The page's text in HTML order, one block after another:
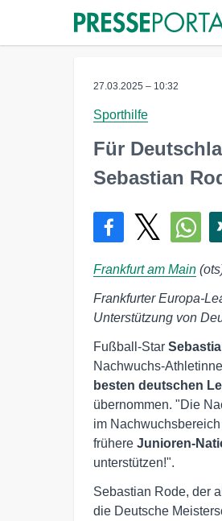
27.03.2025 – 10:32
Sporthilfe
Für
Sebastian
Frankfurt am Main
Frankfurter Europa-
Unterstützung von
Fußball-Star
Nachwuchs-
besten deutschen
übernommen. "Die
im
frühere Junioren-
unterstützen!".
Sebastian Rode, der
die Deutsche